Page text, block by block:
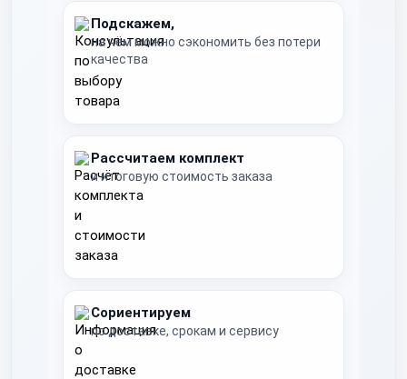
Подскажем,
на чём можно сэкономить без потери
качества
Рассчитаем комплект
и итоговую стоимость заказа
Сориентируем
по доставке, срокам и сервису